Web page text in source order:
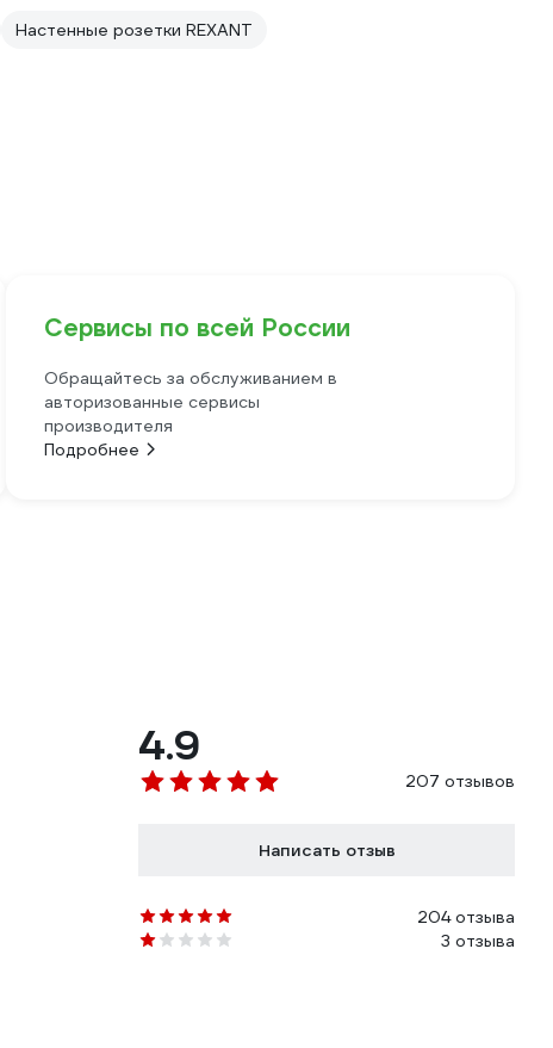
Настенные розетки REXANT
Сервисы по всей России
Обращайтесь за обслуживанием в
авторизованные сервисы
производителя
Подробнее
4.9
207 отзывов
Написать отзыв
204 отзыва
3 отзыва